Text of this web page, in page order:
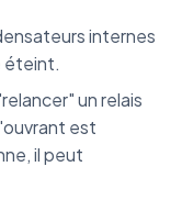
internes
éteint.
un relais
est
il peut